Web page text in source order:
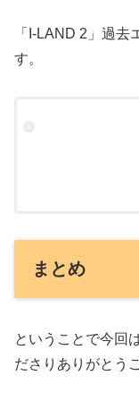
「I-LAND 2」過
す。
まとめ
ということで今回
ださりありがとう